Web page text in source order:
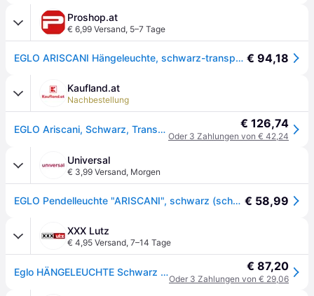
Proshop.at
€ 6,99 Versand, 5–7 Tage
EGLO ARISCANI Hängeleuchte, schwarz-transparent € 94,18
Kaufland.at
Nachbestellung
EGLO Ariscani, Schwarz, Transparent, Schwarz, Transparent, Glas, Stahl, Schwarz, Drinnen, IP20 € 126,74
Oder 3 Zahlungen von € 42,24
Universal
€ 3,99 Versand, Morgen
EGLO Pendelleuchte "ARISCANI", schwarz (schwarz, transparent), 3, Ø 42,5cm H: 110cm, 1 Stk., Leuchten, Lampe für Esstisch, Hängeleuchte, Rauchglas schwarz transparent, E27, Pendelleuchte € 58,99
XXX Lutz
€ 4,95 Versand, 7–14 Tage
Eglo HÄNGELEUCHTE Schwarz xxxlutz.at € 87,20
Oder 3 Zahlungen von € 29,06